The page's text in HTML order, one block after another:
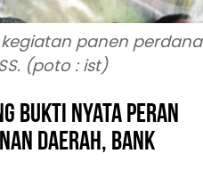
panen perdana
(poto : ist)
Bukti Nyata Peran
Daerah, Bank